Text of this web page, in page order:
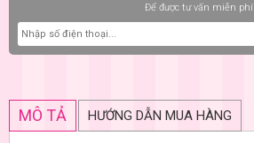
Để được tư vấn miễn phí
MÔ TẢ HƯỚNG DẪN MUA HÀNG